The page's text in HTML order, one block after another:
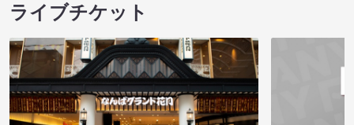
ライブチケット